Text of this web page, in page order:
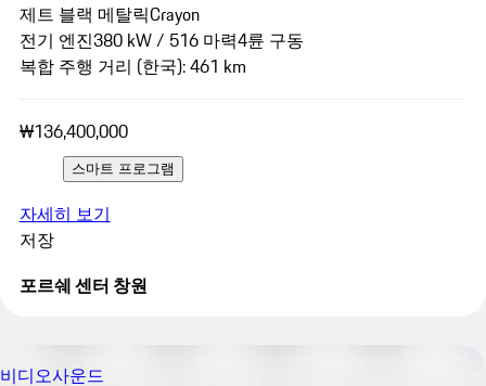
제트 블랙 메탈릭Crayon
전기 엔진380 kW / 516 마력4륜 구동
복합 주행 거리 (한국): 461 km
₩136,400,000
스마트 프로그램
자세히 보기
저장
포르쉐 센터 창원
비디오사운드